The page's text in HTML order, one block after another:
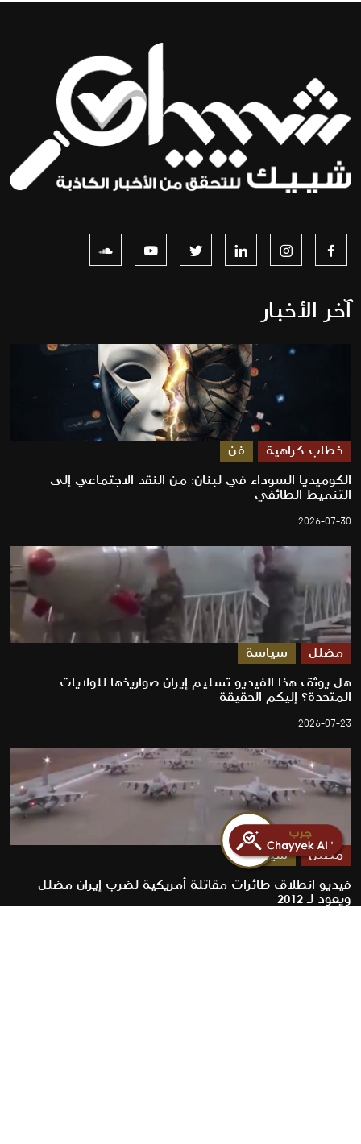
آخر الأخبار
خطاب كراهية فن
الكوميديا السوداء في لبنان: من النقد الاجتماعي إلى
التنميط الطائفي
2026-07-30
مضلل سياسة
هل يوثق هذا الفيديو تسليم إيران صواريخها للولايات
المتحدة؟ إليكم الحقيقة
2026-07-23
مضلل سياسة
فيديو انطلاق طائرات مقاتلة أمريكية لضرب إيران مضلل
ويعود لـ 2012